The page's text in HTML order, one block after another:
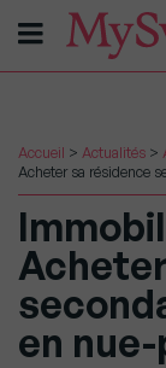
Accueil > Actualités >
Acheter sa résidence
en